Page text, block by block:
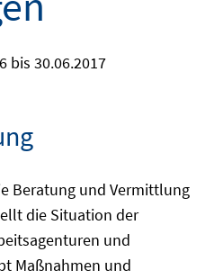
bis 30.06.2017
Beratung und Vermittlung
die Situation der
und
Maßnahmen und